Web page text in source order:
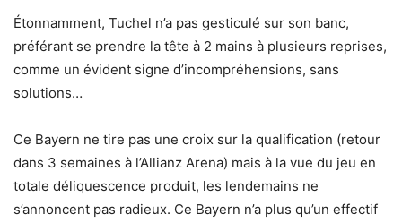
Étonnamment, Tuchel n’a pas gesticulé sur son banc,
préférant se prendre la tête à 2 mains à plusieurs reprises,
comme un évident signe d’incompréhensions, sans
solutions…
Ce Bayern ne tire pas une croix sur la qualification (retour
dans 3 semaines à l’Allianz Arena) mais à la vue du jeu en
totale déliquescence produit, les lendemains ne
s’annoncent pas radieux. Ce Bayern n’a plus qu’un effectif